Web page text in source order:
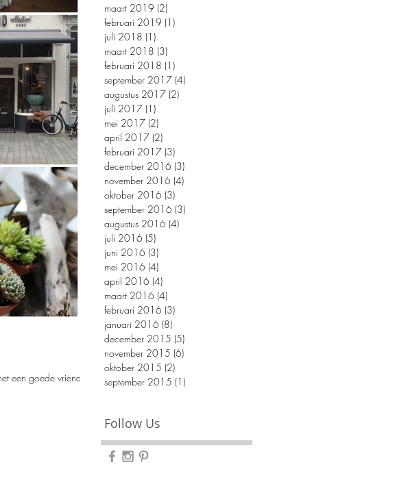
een goede vriendin.
maart 2019 (2)
februari 2019 (1)
juli 2018 (1)
maart 2018 (3)
februari 2018 (1)
september 2017 (4)
augustus 2017 (2)
juli 2017 (1)
mei 2017 (2)
april 2017 (2)
februari 2017 (3)
december 2016 (3)
november 2016 (4)
oktober 2016 (3)
september 2016 (3)
augustus 2016 (4)
juli 2016 (5)
juni 2016 (3)
mei 2016 (4)
april 2016 (4)
maart 2016 (4)
februari 2016 (3)
januari 2016 (8)
december 2015 (5)
november 2015 (6)
oktober 2015 (2)
september 2015 (1)
Follow Us